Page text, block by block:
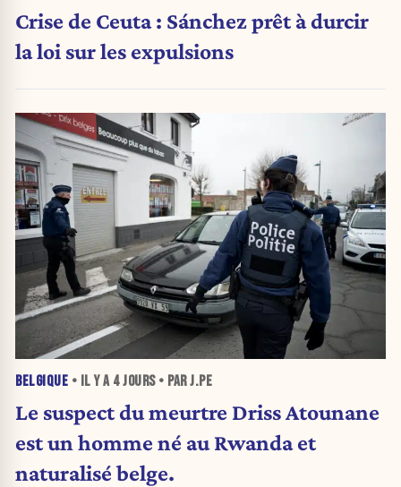
Crise de Ceuta : Sánchez prêt à durcir
la loi sur les expulsions
BELGIQUE • IL Y A 4 JOURS• PAR J.PE
Le suspect du meurtre Driss Atounane
est un homme né au Rwanda et
naturalisé belge.